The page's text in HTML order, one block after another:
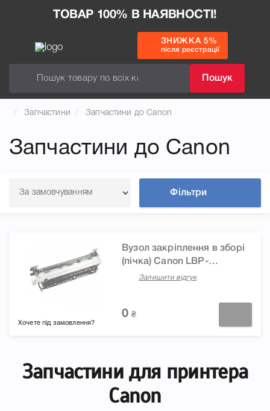
ТОВАР 100% В НАЯВНОСТІ!
Пошук
ЗНИЖКА 5%
після реєстрації
Запчастини Запчастини до Canon
Запчастини до Canon
Фільтри
Вузол закріплення в зборі
(пічка) Canon LBP-
212/214/215/MF421/426/428/
Залишити відгук
0 ₴
Хочете під замовлення?
Запчастини для принтера
Canon